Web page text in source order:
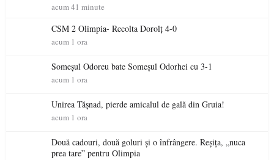
acum 41 minute
CSM 2 Olimpia- Recolta Dorolț 4-0
acum 1 ora
Someșul Odoreu bate Someșul Odorhei cu 3-1
acum 1 ora
Unirea Tășnad, pierde amicalul de gală din Gruia!
acum 1 ora
Două cadouri, două goluri și o înfrângere. Reșița, „nuca
prea tare” pentru Olimpia